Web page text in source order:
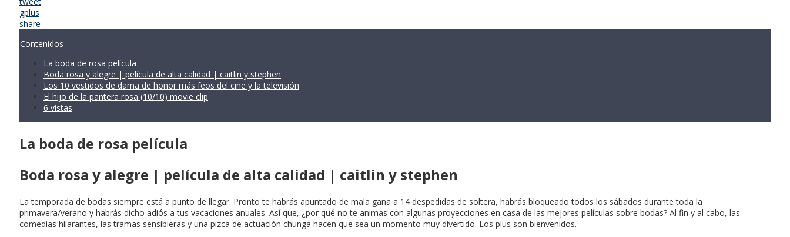
gplus
share
Contenidos
La boda de rosa película
Boda rosa y alegre | película de alta calidad | caitlin y stephen
Los 10 vestidos de dama de honor más feos del cine y la televisión
El hijo de la pantera rosa (10/10) movie clip
6 vistas
La boda de rosa película
Boda rosa y alegre | película de alta calidad | caitlin y stephen
La temporada de bodas siempre está a punto de llegar. Pronto te habrás apuntado de mala gana a 14 despedidas de soltera, habrás bloqueado todos los sábados durante toda la
primavera/verano y habrás dicho adiós a tus vacaciones anuales. Así que, ¿por qué no te animas con algunas proyecciones en casa de las mejores películas sobre bodas? Al fin y al cabo, las
comedias hilarantes, las tramas sensibleras y una pizca de actuación chunga hacen que sea un momento muy divertido. Los plus son bienvenidos.